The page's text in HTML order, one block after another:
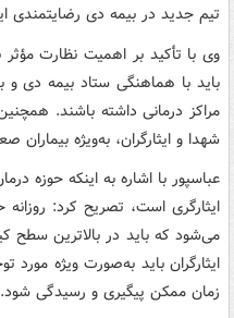
تیم جدید در بیمه دی رضایتمندی
وی با تأکید بر اهمیت نظارت مؤثر
باید با هماهنگی ستاد بیمه دی و
مراکز درمانی داشته باشند.
شهدا و ایثارگران، به‌ویژه
عباسپور با اشاره به اینکه حوزه
می‌شود که باید در بالاترین سطح
ایثارگران باید به‌صورت ویژه مورد
زمان ممکن پیگیری و رسیدگی شود.